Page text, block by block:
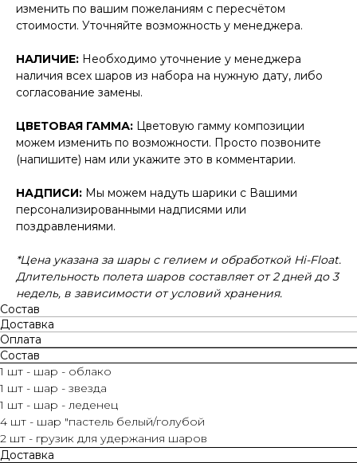
изменить по вашим пожеланиям с пересчётом
стоимости. Уточняйте возможность у менеджера.
НАЛИЧИЕ: Необходимо уточнение у менеджера
наличия всех шаров из набора на нужную дату, либо
согласование замены.
ЦВЕТОВАЯ ГАММА: Цветовую гамму композиции
можем изменить по возможности. Просто позвоните
(напишите) нам или укажите это в комментарии.
НАДПИСИ: Мы можем надуть шарики с Вашими
персонализированными надписями или
поздравлениями.
*Цена указана за шары с гелием и обработкой Hi-Float.
Длительность полета шаров составляет от 2 дней до 3
недель, в зависимости от условий хранения.
Состав
Доставка
Оплата
Состав
1 шт - шар - облако
1 шт - шар - звезда
1 шт - шар - леденец
4 шт - шар "пастель белый/голубой
2 шт - грузик для удержания шаров
Доставка